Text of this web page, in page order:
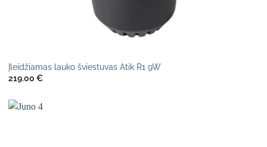
Įleidžiamas lauko šviestuvas Atik R1 9W
219.00 €